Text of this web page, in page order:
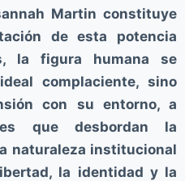
Martin constituye
de esta potencia
la figura humana se
complaciente, sino
con su entorno, a
que desbordan la
naturaleza institucional
la identidad y la